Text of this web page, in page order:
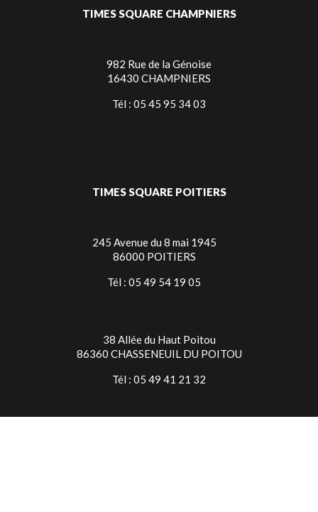
TIMES SQUARE CHAMPNIERS
982 Rue de la Génoise
16430 CHAMPNIERS
Tél : 05 45 95 34 03
TIMES SQUARE POITIERS
245 Avenue du 8 mai 1945
86000 POITIERS
Tél : 05 49 54 19 05
38 Allée du Haut Poitou
86360 CHASSENEUIL DU POITOU
Tél : 05 49 41 21 32